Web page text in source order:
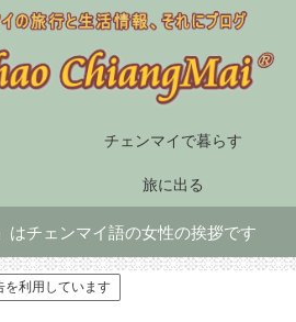
チェンマイで暮らす
旅に出る
はチェンマイ語の女性の挨拶です
を利用しています